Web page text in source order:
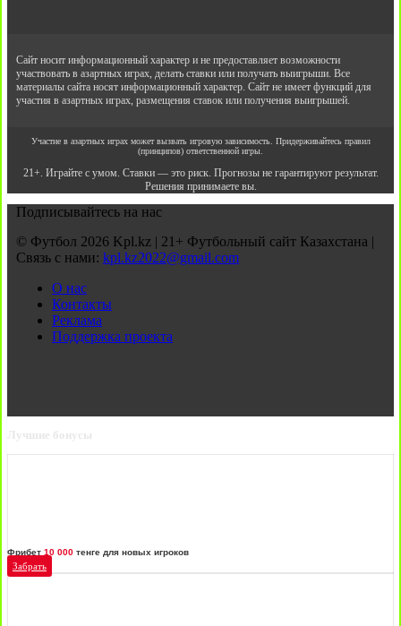
Сайт носит информационный характер и не предоставляет возможности
участвовать в азартных играх, делать ставки или получать выигрыши. Все
материалы сайта носят информационный характер. Сайт не имеет функций для
участия в азартных играх, размещения ставок или получения выигрышей.
Участие в азартных играх может вызвать игровую зависимость. Придерживайтесь правил
(принципов) ответственной игры.
21+. Играйте с умом. Ставки — это риск. Прогнозы не гарантируют результат.
Решения принимаете вы.
Подписывайтесь на нас
© Футбол 2026 Kpl.kz | 21+ Футбольный сайт Казахстана |
Связь с нами: kpl.kz2022@gmail.com
О нас
Контакты
Реклама
Поддержка проекта
Лучшие бонусы
Фрибет 10 000 тенге для новых игроков
Забрать